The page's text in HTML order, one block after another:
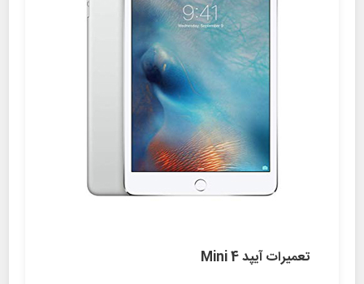
تعمیرات آیپد Mini 4